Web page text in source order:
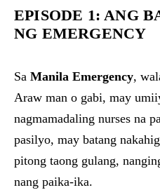
EPISODE 1: ANG
NG EMERGENCY
Sa Manila Emergency,
Araw man o gabi, may
nagmamadaling nurses na
pasilyo, may batang
pitong taong gulang,
nang paika-ika.